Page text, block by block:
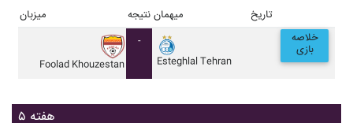
میزبان نتیجه میهمان تاریخ
Foolad Khouzestan
-
Esteghlal Tehran
خلاصه
بازی
هفته ۵